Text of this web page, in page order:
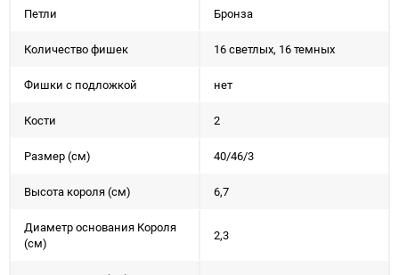
Петли Бронза
Количество фишек 16 светлых, 16 темных
Фишки с подложкой нет
Кости 2
Размер (см) 40/46/3
Высота короля (см) 6,7
Диаметр основания Короля
(см)
2,3